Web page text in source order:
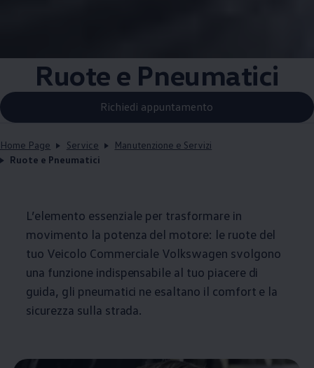
Ruote e Pneumatici
Richiedi appuntamento
Home Page Service
Manutenzione e Servizi
Ruote e Pneumatici
L’elemento essenziale per trasformare in
movimento la potenza del motore: le ruote del
tuo Veicolo Commerciale Volkswagen svolgono
una funzione indispensabile al tuo piacere di
guida, gli pneumatici ne esaltano il comfort e la
sicurezza sulla strada.